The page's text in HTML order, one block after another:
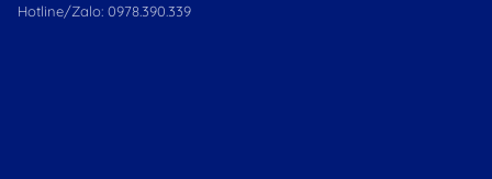
Hotline/Zalo: 0978.390.339